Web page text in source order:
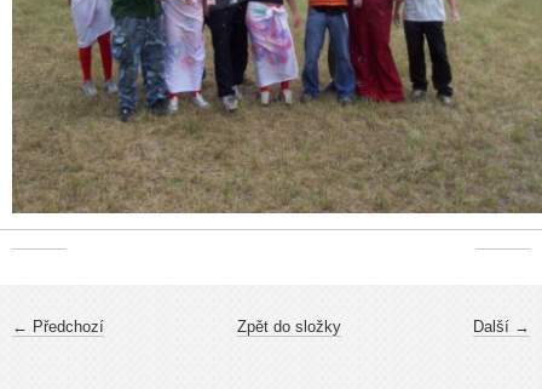
← Předchozí Další →
Zpět do složky